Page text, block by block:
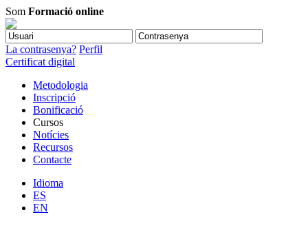
Som Formació online
La contrasenya? Perfil
Certificat digital
Metodologia
Inscripció
Bonificació
Cursos
Notícies
Recursos
Contacte
Idioma
ES
EN